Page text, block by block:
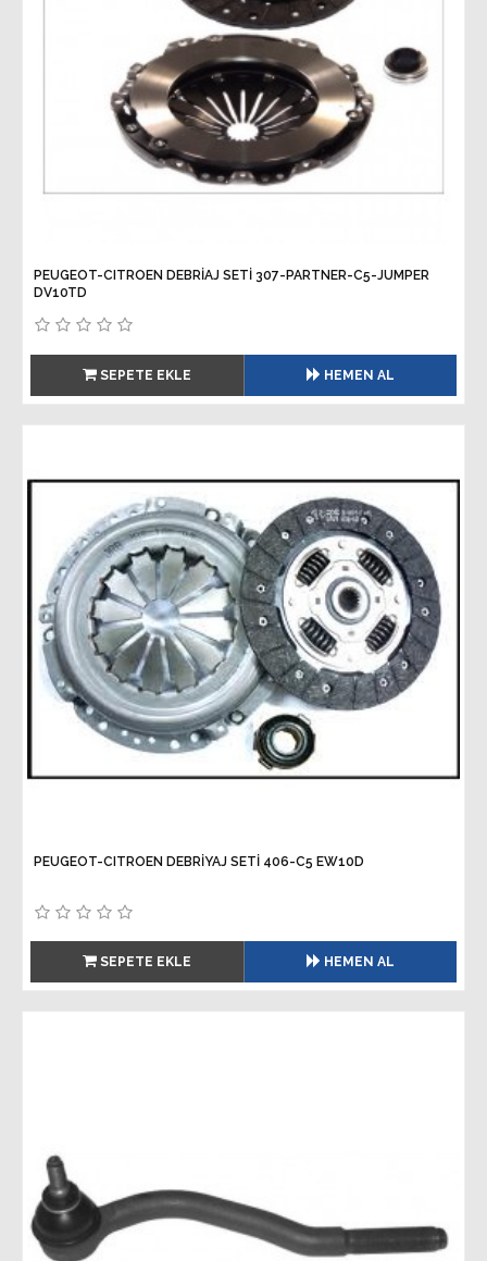
PEUGEOT-CITROEN DEBRİAJ SETİ 307-PARTNER-C5-JUMPER
DV10TD
SEPETE EKLE HEMEN AL
PEUGEOT-CITROEN DEBRİYAJ SETİ 406-C5 EW10D
SEPETE EKLE HEMEN AL